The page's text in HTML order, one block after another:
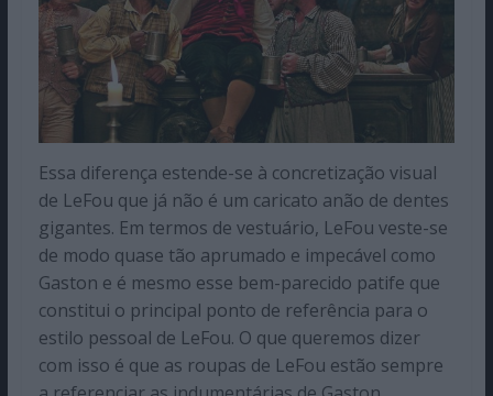
Essa diferença estende-se à concretização visual
de LeFou que já não é um caricato anão de dentes
gigantes. Em termos de vestuário, LeFou veste-se
de modo quase tão aprumado e impecável como
Gaston e é mesmo esse bem-parecido patife que
constitui o principal ponto de referência para o
estilo pessoal de LeFou. O que queremos dizer
com isso é que as roupas de LeFou estão sempre